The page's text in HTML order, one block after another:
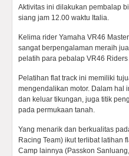
Aktivitas ini dilakukan pembalap
siang jam 12.00 waktu Italia.
Kelima rider Yamaha VR46
sangat berpengalaman meraih
pelatih para pebalap VR46
Pelatihan flat track ini memiliki
mengendalikan motor. Dalam hal
dan keluar tikungan, juga titik
pada permukaan tanah.
Yang menarik dan berkualitas
Racing Team) ikut terlibat latihan
Camp lainnya (Passkon